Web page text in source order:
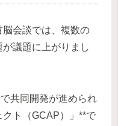
脳会談では、複数の
議題に上がりまし
共同開発が進められ
ト（GCAP）」**で